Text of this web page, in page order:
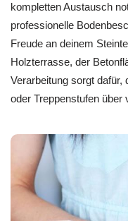
kompletten Austausch
professionelle
Freude an deinem
Holzterrasse, der
Verarbeitung sorgt dafür,
oder Treppenstufen über